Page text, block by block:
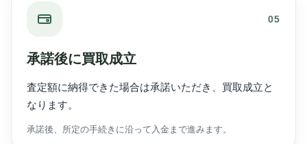
05
承諾後に買取成立
査定額に納得できた場合は承諾いただき、買取成立と
なります。
承諾後、所定の手続きに沿って入金まで進みます。